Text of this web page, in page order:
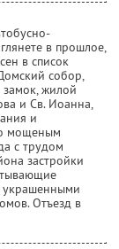
в прошлое,
в список
собор,
жилой
и Св. Иоанна,
и
мощеным
с трудом
застройки
украшенными
Отъезд в